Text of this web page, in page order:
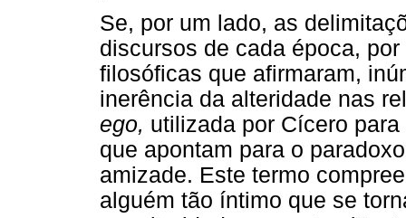
Se, por um lado, as
discursos de cada época,
filosóficas que afirmaram,
inerência da alteridade nas
ego, utilizada por Cícero
que apontam para o
amizade. Este termo
alguém tão íntimo que se